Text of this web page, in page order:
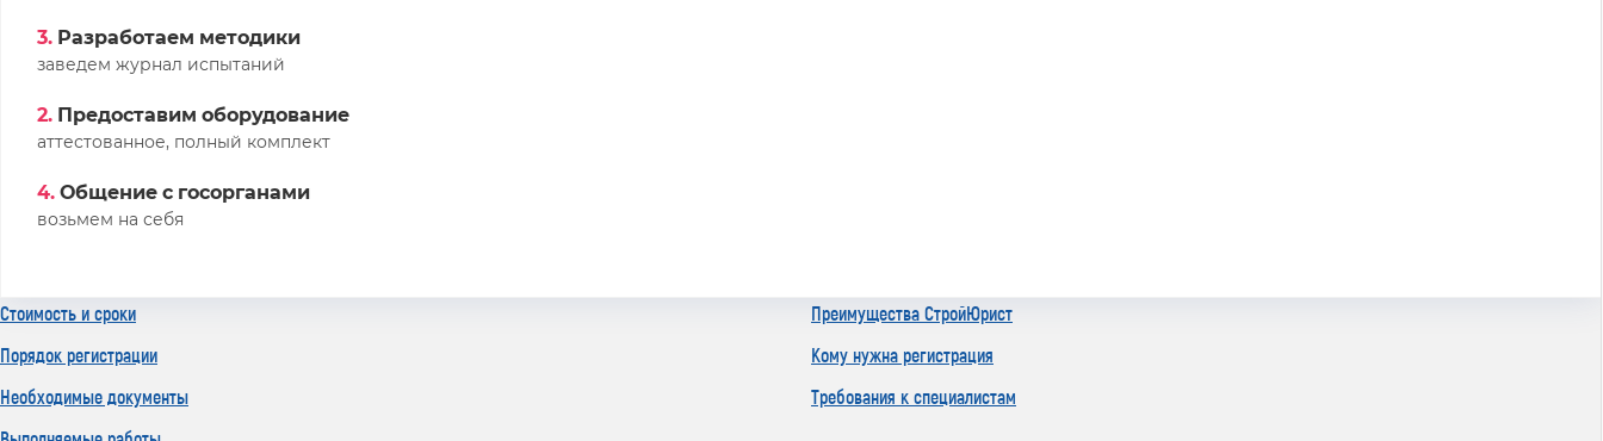
3. Разработаем методики
заведем журнал испытаний
2. Предоставим оборудование
аттестованное, полный комплект
4. Общение с госорганами
возьмем на себя
Стоимость и сроки
Порядок регистрации
Необходимые документы
Преимущества СтройЮрист
Кому нужна регистрация
Требования к специалистам